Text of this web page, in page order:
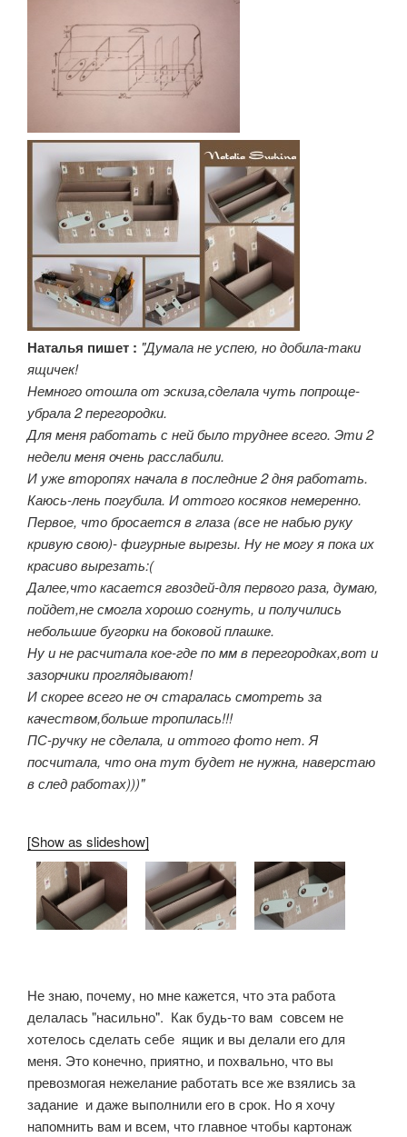
Наталья пишет : "Думала не успею, но добила-таки
ящичек!
Немного отошла от эскиза,сделала чуть попроще-
убрала 2 перегородки.
Для меня работать с ней было труднее всего. Эти 2
недели меня очень расслабили.
И уже второпях начала в последние 2 дня работать.
Каюсь-лень погубила. И оттого косяков немеренно.
Первое, что бросается в глаза (все не набью руку
кривую свою)- фигурные вырезы. Ну не могу я пока их
красиво вырезать:(
Далее,что касается гвоздей-для первого раза, думаю,
пойдет,не смогла хорошо согнуть, и получились
небольшие бугорки на боковой плашке.
Ну и не расчитала кое-где по мм в перегородках,вот и
зазорчики проглядывают!
И скорее всего не оч старалась смотреть за
качеством,больше тропилась!!!
ПС-ручку не сделала, и оттого фото нет. Я
посчитала, что она тут будет не нужна, наверстаю
в след работах)))"
[Show as slideshow]
Не знаю, почему, но мне кажется, что эта работа
делалась "насильно". Как будь-то вам совсем не
хотелось сделать себе ящик и вы делали его для
меня. Это конечно, приятно, и похвально, что вы
превозмогая нежелание работать все же взялись за
задание и даже выполнили его в срок. Но я хочу
напомнить вам и всем, что главное чтобы картонаж